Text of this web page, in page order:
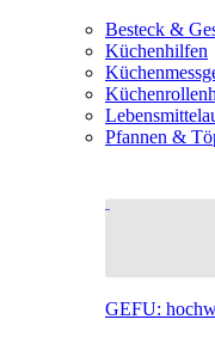
Besteck &
Küchenhilfen
Pfannen &
GEFU: